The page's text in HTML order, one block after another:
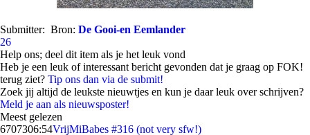
Submitter: Bron: De Gooi-en Eemlander
26
Help ons; deel dit item als je het leuk vond
Heb je een leuk of interessant bericht gevonden dat je graag op FOK!
terug ziet? Tip ons dan via de submit!
Zoek jij altijd de leukste nieuwtjes en kun je daar leuk over schrijven?
Meld je aan als nieuwsposter!
Meest gelezen
6707306:54VrijMiBabes #316 (not very sfw!)